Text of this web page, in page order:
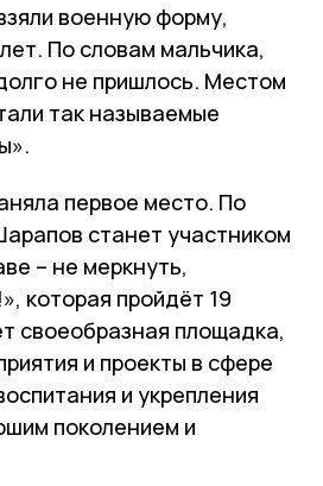
военную форму,
По словам мальчика,
не пришлось. Местом
так называемые
первое место. По
станет участником
– не меркнуть,
которая пройдёт 19
своеобразная площадка,
и проекты в сфере
и укрепления
поколением и